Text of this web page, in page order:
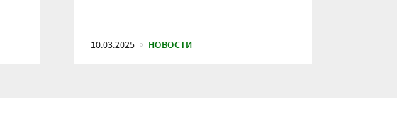
10.03.2025 НОВОСТИ